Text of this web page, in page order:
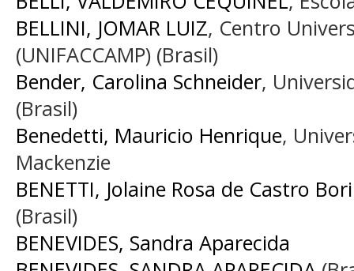
BELLINI, JOMAR LUIZ, Centro
(UNIFACCAMP) (Brasil)
Bender, Carolina Schneider,
(Brasil)
Benedetti, Mauricio Henrique,
Mackenzie
BENETTI, Jolaine Rosa de Castro
(Brasil)
BENEVIDES, Sandra Aparecida